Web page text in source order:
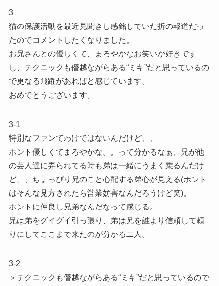
3
猫の保護活動を最近見聞きし感銘していた折の報道だっ
たのでコメントしたくなりました。
お兄さんとの優しくて、まろやかなお笑いが好きです
し、テクニックも僭越ながらある“ミキ”だと思っているの
で更なる飛躍があればと感じています。
おめでとうございます。
3-1
特別なファンてわけではないんだけど、、
ホント優しくてまろやかな。。って分かるなぁ。兄が他
の芸人達に弄られてる時も弟は一緒にうまく乗るんだけ
ど、、ちょっぴり兄のこと心配する弟心が見える(ホント
はそんな見方されたら営業妨害なんだろうけど笑)。
ホントに仲良し兄弟なんだなって感じる。
兄は弟をグイグイ引っ張り、弟は兄を誰より信頼して頼
りにしてここまで来たのが分かる二人。
3-2
＞テクニックも僭越ながらある“ミキ”だと思っているので